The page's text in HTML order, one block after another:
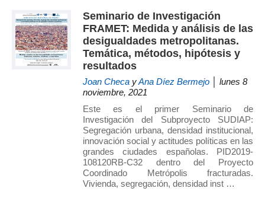
Investigación
en
Arquitectura,
Urbanismo
Seminario de Investigación
FRAMET: Medida y análisis de las
desigualdades metropolitanas.
Temática, métodos, hipótesis y
resultados
Joan Checa yAna Díez Bermejo │ lunes 8
noviembre, 2021
Este es el primer Seminario de
Investigación del Subproyecto SUDIAP:
Segregación urbana, densidad institucional,
innovación social y actitudes políticas en las
grandes ciudades españolas. PID2019-
108120RB-C32 dentro del Proyecto
Coordinado Metrópolis fracturadas.
Vivienda, segregación, densidad inst …